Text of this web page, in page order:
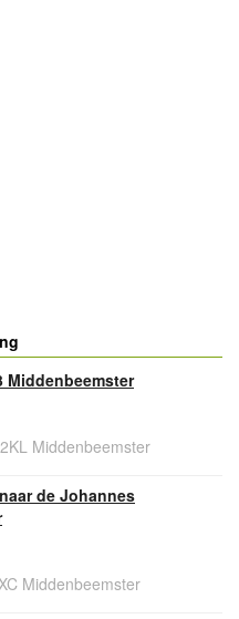
Middenbeemster
Middenbeemster
de Johannes
Middenbeemster